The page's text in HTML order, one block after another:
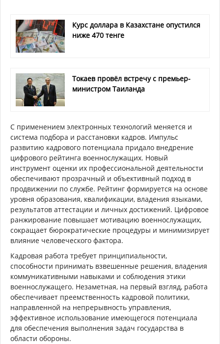
Курс доллара в Казахстане опустился
ниже 470 тенге
Токаев провёл встречу с премьер-
министром Таиланда
С применением электронных технологий меняется и
система подбора и расстановки кадров. Импульс
развитию кадрового потенциала придало внедрение
цифрового рейтинга военнослужащих. Новый
инструмент оценки их профессиональной деятельности
обеспечивают прозрачный и объективный подход в
продвижении по службе. Рейтинг формируется на основе
уровня образования, квалификации, владения языками,
результатов аттестации и личных достижений. Цифровое
ранжирование повышает мотивацию военнослужащих,
сокращает бюрократические процедуры и минимизирует
влияние человеческого фактора.
Кадровая работа требует принципиальности,
способности принимать взвешенные решения, владения
коммуникативными навыками и соблюдения этики
военнослужащего. Незаметная, на первый взгляд, работа
обеспечивает преемственность кадровой политики,
направленной на непрерывность управления,
эффективное использование имеющегося потенциала
для обеспечения выполнения задач государства в
области обороны.